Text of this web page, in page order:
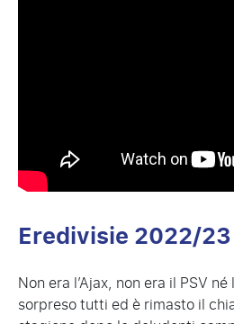
Eredivisie 2022/23
Non era l’Ajax, non era il PSV
sorpreso tutti ed è rimasto il